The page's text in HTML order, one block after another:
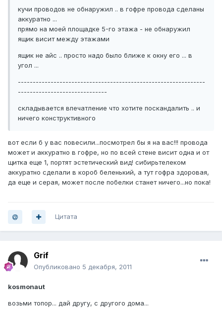
кучи проводов не обнаружил .. в гофре провода сделаны
аккуратно ...
прямо на моей площадке 5-го этажа - не обнаружил
ящик висит между этажами
ящик не айс .. просто надо было ближе к окну его ... в
угол ...
---------------------------------------------------------------
------------------------------
складывается впечатление что хотите поскандалить .. и
ничего конструктивного
вот если б у вас повесили...посмотрел бы я на вас!!! провода
может и аккуратно в гофре, но по всей стене висит одна и от
щитка еще 1, портят эстетический вид! сибирьтелеком
аккуратно сделали в короб беленький, а тут гофра здоровая,
да еще и серая, может после побелки станет ничего...но пока!
Цитата
Grif
Опубликовано 5 декабря, 2011
kosmonaut
возьми топор... дай другу, с другого дома...